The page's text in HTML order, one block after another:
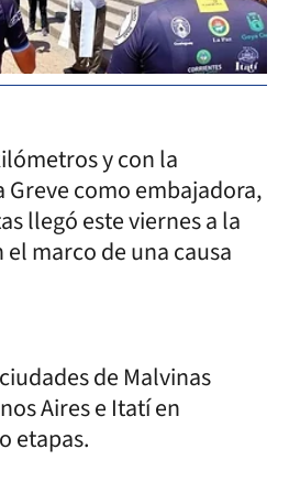
y con la
como embajadora,
llegó este viernes a la
marco de una causa
de Malvinas
Aires e Itatí en
etapas.